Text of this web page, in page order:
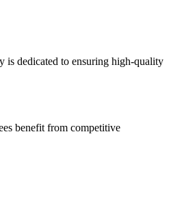
is dedicated to ensuring high-quality
benefit from competitive